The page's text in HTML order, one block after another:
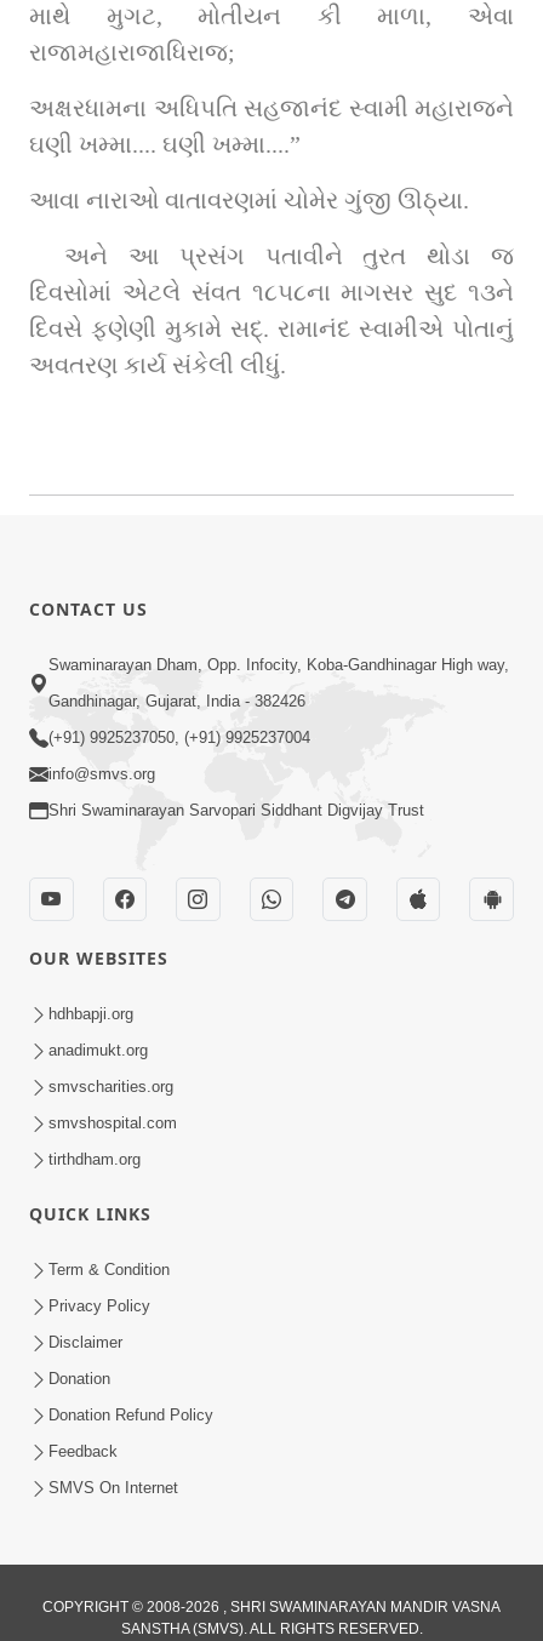
માથે મુગટ, મોતીયન કી માળા, એવા
રાજામહારાજાધિરાજ;
અક્ષરધામના અધિપતિ સહજાનંદ સ્વામી મહારાજને
ઘણી ખમ્મા.... ઘણી ખમ્મા....”
આવા નારાઓ વાતાવરણમાં ચોમેર ગુંજી ઊઠ્યા.
અને આ પ્રસંગ પતાવીને તુરત થોડા જ
દિવસોમાં એટલે સંવત ૧૮૫૮ના માગસર સુદ ૧૩ને
દિવસે ફણેણી મુકામે સદ્. રામાનંદ સ્વામીએ પોતાનું
અવતરણ કાર્ય સંકેલી લીધું.
CONTACT US
Swaminarayan Dham, Opp. Infocity, Koba-Gandhinagar High way,
Gandhinagar, Gujarat, India - 382426
(+91) 9925237050, (+91) 9925237004
info@smvs.org
Shri Swaminarayan Sarvopari Siddhant Digvijay Trust
OUR WEBSITES
hdhbapji.org
anadimukt.org
smvscharities.org
smvshospital.com
tirthdham.org
QUICK LINKS
Term & Condition
Privacy Policy
Disclaimer
Donation
Donation Refund Policy
Feedback
SMVS On Internet
COPYRIGHT © 2008-2026 , SHRI SWAMINARAYAN MANDIR VASNA
SANSTHA (SMVS). ALL RIGHTS RESERVED.